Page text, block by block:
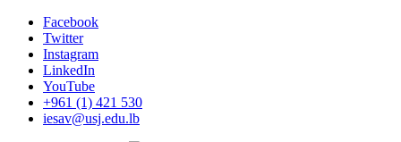
Facebook
Twitter
Instagram
LinkedIn
YouTube
+961 (1) 421 530
iesav@usj.edu.lb